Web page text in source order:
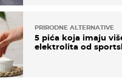
PRIRODNE ALTERNATIVE
5 pića koja imaju
elektrolita od